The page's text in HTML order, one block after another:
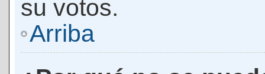
su votos.
Arriba